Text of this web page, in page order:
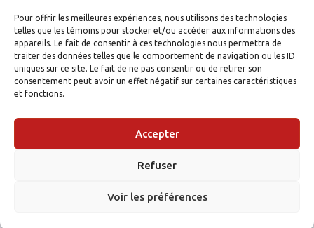
Pour offrir les meilleures expériences, nous utilisons des technologies
telles que les témoins pour stocker et/ou accéder aux informations des
appareils. Le fait de consentir à ces technologies nous permettra de
traiter des données telles que le comportement de navigation ou les ID
uniques sur ce site. Le fait de ne pas consentir ou de retirer son
consentement peut avoir un effet négatif sur certaines caractéristiques
et fonctions.
Accepter
Refuser
Voir les préférences
12 août 2024 22 h 20 C1
Drummondville